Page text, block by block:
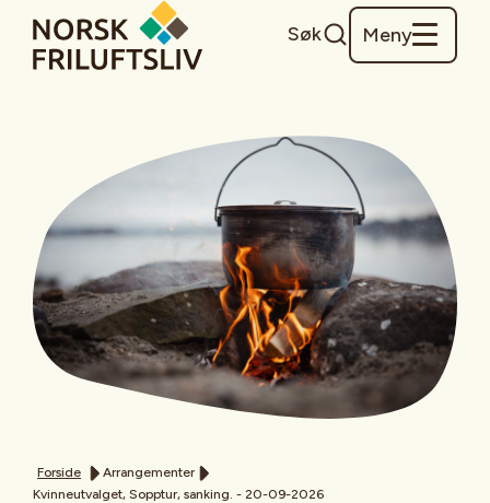
Søk Meny
Forside
Arrangementer
Kvinneutvalget, Sopptur, sanking. - 20-09-2026